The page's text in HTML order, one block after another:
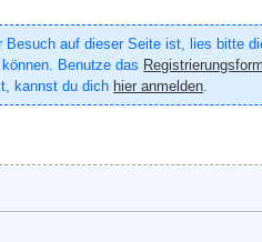
Besuch auf dieser Seite ist, lies bitte
Benutze das
kannst du dich hier anmelden.